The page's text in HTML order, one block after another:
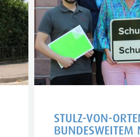
STULZ-VON-
BUNDESWEITEM